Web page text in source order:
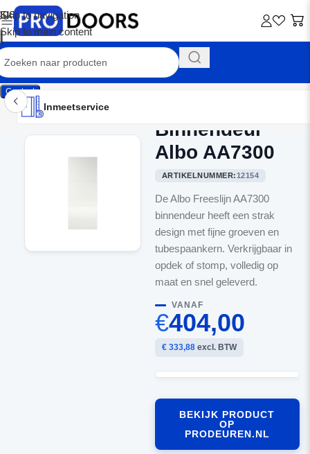
Skip to navigation
Skip to main content
Contact
Inmeetservice
Montageservice
Advies op maat
Showroom
Inmeetservice
Binnendeur
Albo AA7300
ARTIKELNUMMER:12154
De Albo Freeslijn AA7300
binnendeur heeft een strak
design met fijne groeven en
tubespaankern. Verkrijgbaar in
opdek of stomp, volledig op
maat en snel geleverd.
VANAF
€404,00
€ 333,88excl. BTW
BEKIJK PRODUCT
OP
PRODEUREN.NL